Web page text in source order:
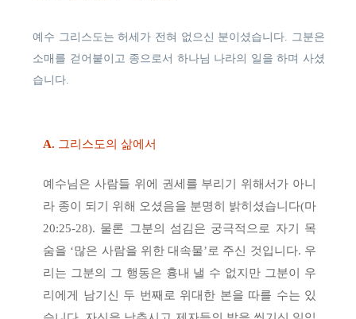
예수 그리스도는 허세가 전혀 없으신 분이셨습니다. 그분은
소매를 걷어붙이고 종으로서 하나님 나라의 일을 하며 사셨
습니다.
A. 그리스도의 삶에서
예수님은 사람들 위에 권세를 부리기 위해서가 아니
라 종이 되기 위해 오셨음을 분명히 밝히셨습니다(마
20:25-28). 물론 그분의 섬김은 궁극적으로 자기 목
숨을 ‘많은 사람을 위한 대속물’로 주신 것입니다. 우
리는 그분의 그 행동은 흉내 낼 수 없지만 그분이 우
리에게 남기신 두 번째로 위대한 본을 따를 수는 있